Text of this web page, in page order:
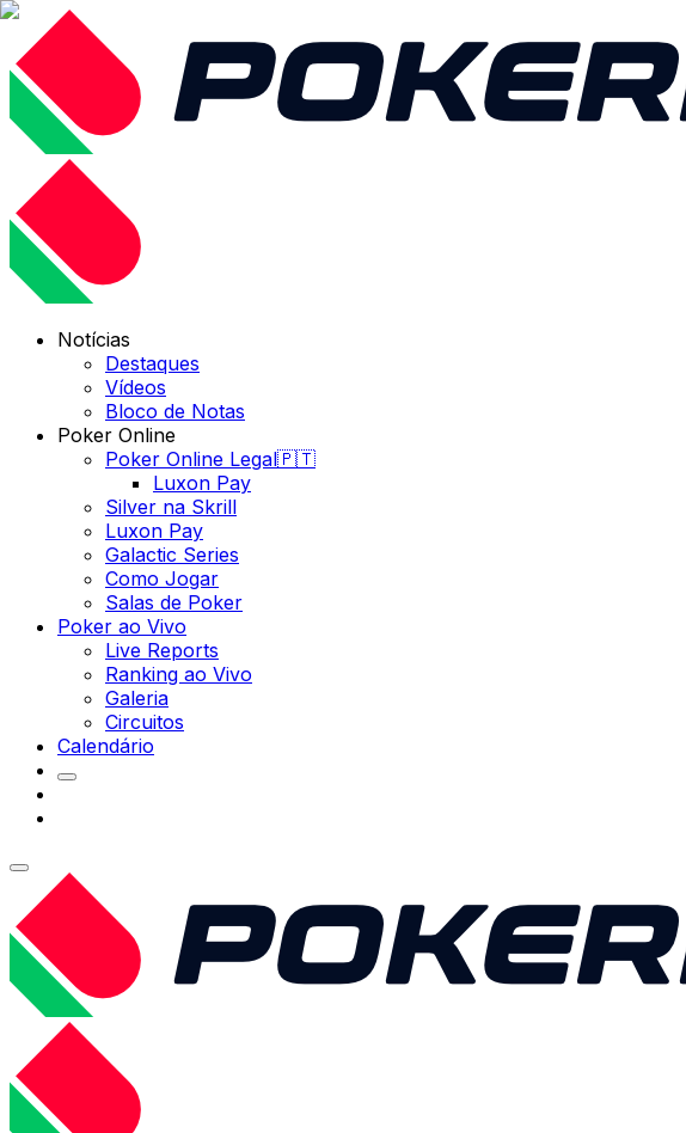
Notícias
Destaques
Vídeos
Bloco de Notas
Poker Online
Poker Online Legal🇵🇹
Luxon Pay
Silver na Skrill
Luxon Pay
Galactic Series
Como Jogar
Salas de Poker
Poker ao Vivo
Live Reports
Ranking ao Vivo
Galeria
Circuitos
Calendário